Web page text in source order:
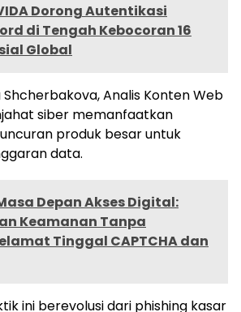
Dorong Autentikasi
di Tengah Kebocoran 16
Global
Analis Konten Web
siber memanfaatkan
produk besar untuk
data.
Depan Akses Digital:
Keamanan Tanpa
Tinggal CAPTCHA dan
ini berevolusi dari phishing kasar